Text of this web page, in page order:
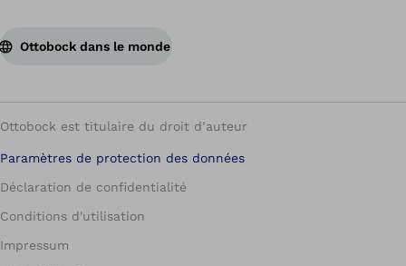
Ottobock dans le monde
Ottobock est titulaire du droit d’auteur
Paramètres de protection des données
Déclaration de confidentialité
Conditions d'utilisation
Impressum